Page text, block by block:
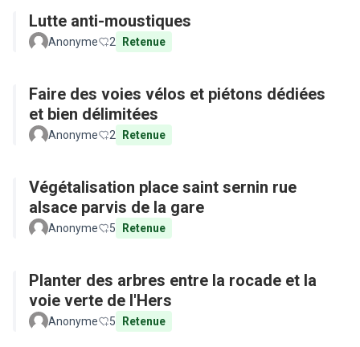
Lutte anti-moustiques
Anonyme 2 Retenue
Faire des voies vélos et piétons dédiées
et bien délimitées
Anonyme 2 Retenue
Végétalisation place saint sernin rue
alsace parvis de la gare
Anonyme 5 Retenue
Planter des arbres entre la rocade et la
voie verte de l'Hers
Anonyme 5 Retenue